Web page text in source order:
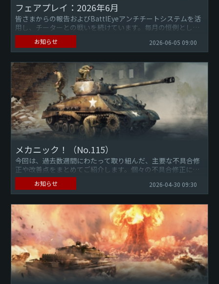
フェアプレイ：2026年6月
皆さまからの報告およびBattlEyeアンチチートシステムを活
用し、チーターとの戦いを続けています。毎月の恒例とし
て、過去1か月を通して利用停止させたプレイヤー情報を共有
します。『...
お知らせ 2026-06-05 09:00
メカニック！（No.115）
今回は、過去数週間にわたって取り組んだ、主要な不具合修
正や改善点をまとめてご紹介します。個々の不具合修正につ
いて確認したい場合は、 公式サイトのチェンジログをご覧く
ださい。不具合を...
お知らせ 2026-04-30 09:30